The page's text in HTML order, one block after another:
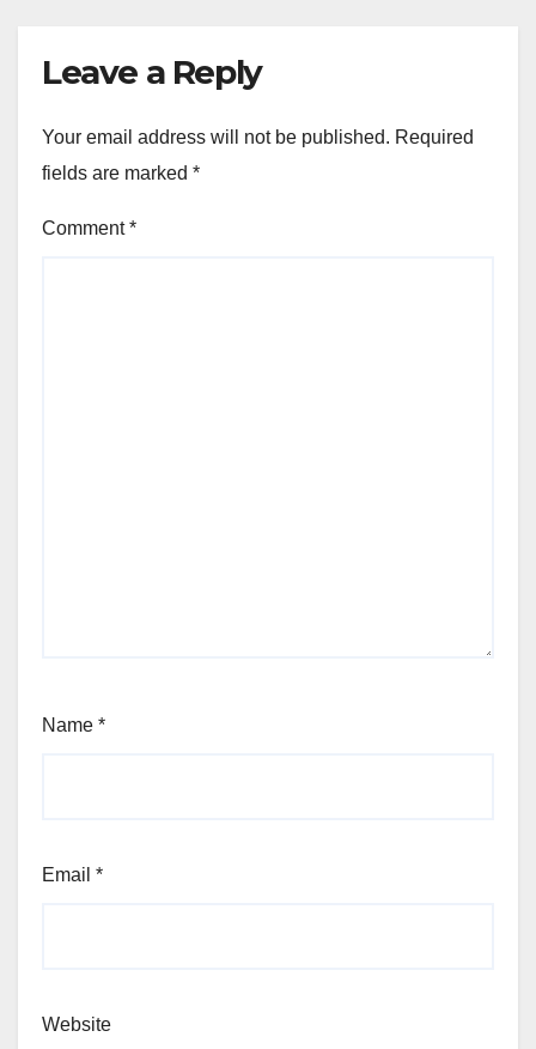
Leave a Reply
Your email address will not be published. Required
fields are marked *
Comment*
Name *
Email *
Website